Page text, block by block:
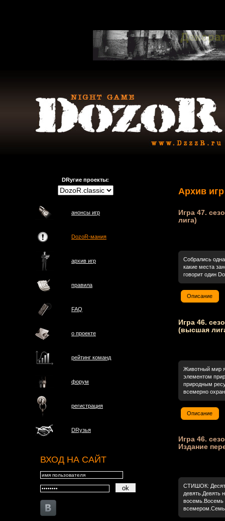
DRугие проекты:
анонсы игр
DozoR-мания
архив игр
правила
FAQ
о проектe
рейтинг команд
форум
регистрация
DRузья
ВХОД НА САЙТ
Архив игр
Игра 47.
лига)
Собрались
какие места
говорит один
Описание
Игра 46.
(высшая
Животный мир
элементом
природным
всемерно
Описание
Игра 46.
Издание
СТИШОК: Десять
девять.Девять
восемь.Восемь
всемером.Семь